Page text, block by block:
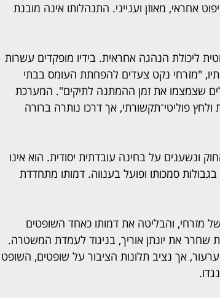
אחראי, מאוזן וענייני. התנהלותו אינה מובנת
ליכולת הנהגה אחראית. בידיו מופקדים עשרות
"מזרחי נקט צעדים להפחתת העומס בבתי
שצמצמו את זמן ההמתנה לתיקים". המערכת
פוליטי־תקשורתי, אך דרכו נותרה ברורה
ונשענים על בחינה עובדתית יסודית. הוא אינו
סמכותו ופועל בענווה. דמותו מתחדדת
מזרחי, והבליטה את דמותו כאחד השופטים
את יונתן אוריך, בניגוד לעמדת המשטרה.
אך נציב תלונות הציבור על שופטים, השופט